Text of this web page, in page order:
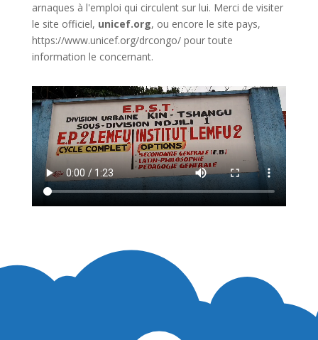
arnaques à l'emploi qui circulent sur lui. Merci de visiter
le site officiel, unicef.org, ou encore le site pays,
https://www.unicef.org/drcongo/pour toute
information le concernant.